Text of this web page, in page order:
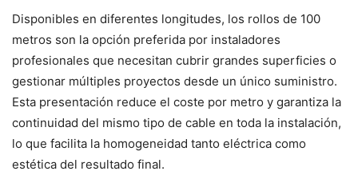
Disponibles en diferentes longitudes, los rollos de 100
metros son la opción preferida por instaladores
profesionales que necesitan cubrir grandes superficies o
gestionar múltiples proyectos desde un único suministro.
Esta presentación reduce el coste por metro y garantiza la
continuidad del mismo tipo de cable en toda la instalación,
lo que facilita la homogeneidad tanto eléctrica como
estética del resultado final.